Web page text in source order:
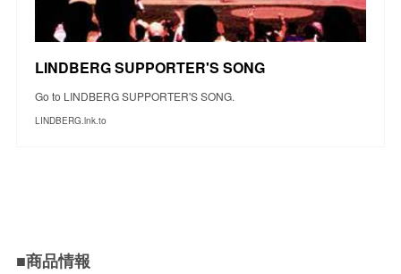
LINDBERG SUPPORTER'S SONG
Go to LINDBERG SUPPORTER'S SONG.
LINDBERG.lnk.to
■商品情報